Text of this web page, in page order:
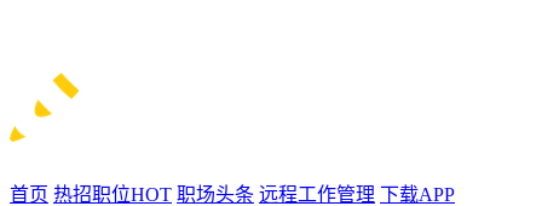
首页 热招职位HOT 职场头条 远程工作管理 下载APP